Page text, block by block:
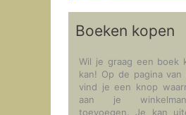
Boeken kopen
Wil je graag een boek
kan! Op de pagina
vind je een knop
aan je
toevoegen. Je kan